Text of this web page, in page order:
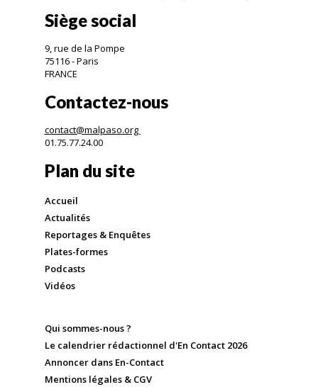
Siège social
9, rue de la Pompe
75116 - Paris
FRANCE
Contactez-nous
contact@malpaso.org
01.75.77.24.00
Plan du site
Accueil
Actualités
Reportages & Enquêtes
Plates-formes
Podcasts
Vidéos
Qui sommes-nous ?
Le calendrier rédactionnel d'En Contact 2026
Annoncer dans En-Contact
Mentions légales & CGV